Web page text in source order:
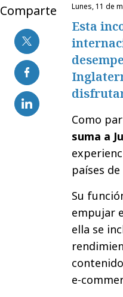
Comparte lunes, 11 de
Esta
Como
suma a
países
Su
empujar
ella se
e-